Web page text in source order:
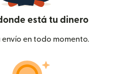
está tu dinero
envío en todo momento.